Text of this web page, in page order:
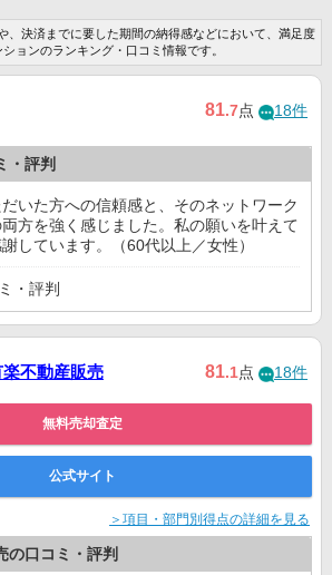
、決済までに要した期間の納得感などにおいて、満足度
ョンのランキング・口コミ情報です。
81.7点 18件
・評判
いた方への信頼感と、そのネットワーク
方を強く感じました。私の願いを叶えて
しています。（60代以上／女性）
・評判
楽不動産販売 81.1点 18件
無料売却査定
公式サイト
＞項目・部門別得点の詳細を見る
の口コミ・評判